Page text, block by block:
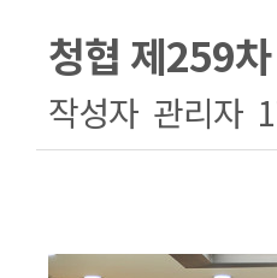
청협 제259
작성자 관리자